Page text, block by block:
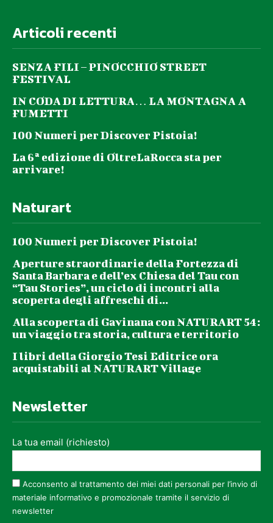
Articoli recenti
SENZA FILI – PINOCCHIO STREET
FESTIVAL
IN CODA DI LETTURA… LA MONTAGNA A
FUMETTI
100 Numeri per Discover Pistoia!
La 6ª edizione di OltreLaRocca sta per
arrivare!
Naturart
100 Numeri per Discover Pistoia!
Aperture straordinarie della Fortezza di
Santa Barbara e dell’ex Chiesa del Tau con
“Tau Stories”, un ciclo di incontri alla
scoperta degli affreschi di...
Alla scoperta di Gavinana con NATURART 54:
un viaggio tra storia, cultura e territorio
I libri della Giorgio Tesi Editrice ora
acquistabili al NATURART Village
Newsletter
La tua email (richiesto)
Acconsento al trattamento dei miei dati personali per l’invio di
materiale informativo e promozionale tramite il servizio di
newsletter